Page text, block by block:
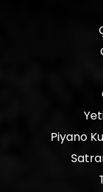
Piyano